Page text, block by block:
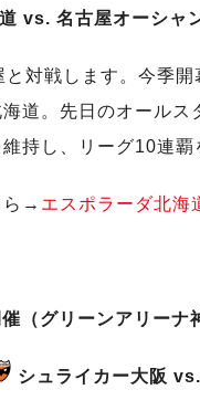
vs. 名古屋オーシャ
対戦します。今季
道。先日のオール
持し、リーグ10連
ら→ エスポラーダ北海
（グリーンアリーナ
シュライカー大阪